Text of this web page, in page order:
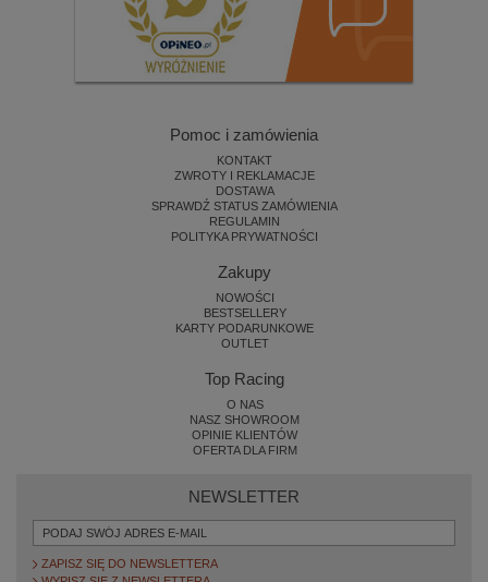
Pomoc i zamówienia
KONTAKT
ZWROTY I REKLAMACJE
DOSTAWA
SPRAWDŹ STATUS ZAMÓWIENIA
REGULAMIN
POLITYKA PRYWATNOŚCI
Zakupy
NOWOŚCI
BESTSELLERY
KARTY PODARUNKOWE
OUTLET
Top Racing
O NAS
NASZ SHOWROOM
OPINIE KLIENTÓW
OFERTA DLA FIRM
NEWSLETTER
ZAPISZ SIĘ DO NEWSLETTERA